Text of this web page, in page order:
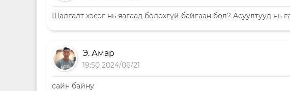
Шалгалт хэсэг нь яагаад болохгүй байгаан бол? Асуултууд нь
Э. Амар
19:50 2024/06/21
сайн байну